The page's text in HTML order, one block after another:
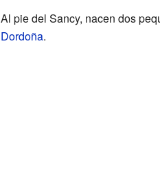
Al pie del Sancy, nacen dos
Dordoña.